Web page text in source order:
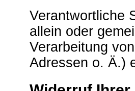
Verantwortliche
allein oder
Verarbeitung
Adressen o. Ä.)